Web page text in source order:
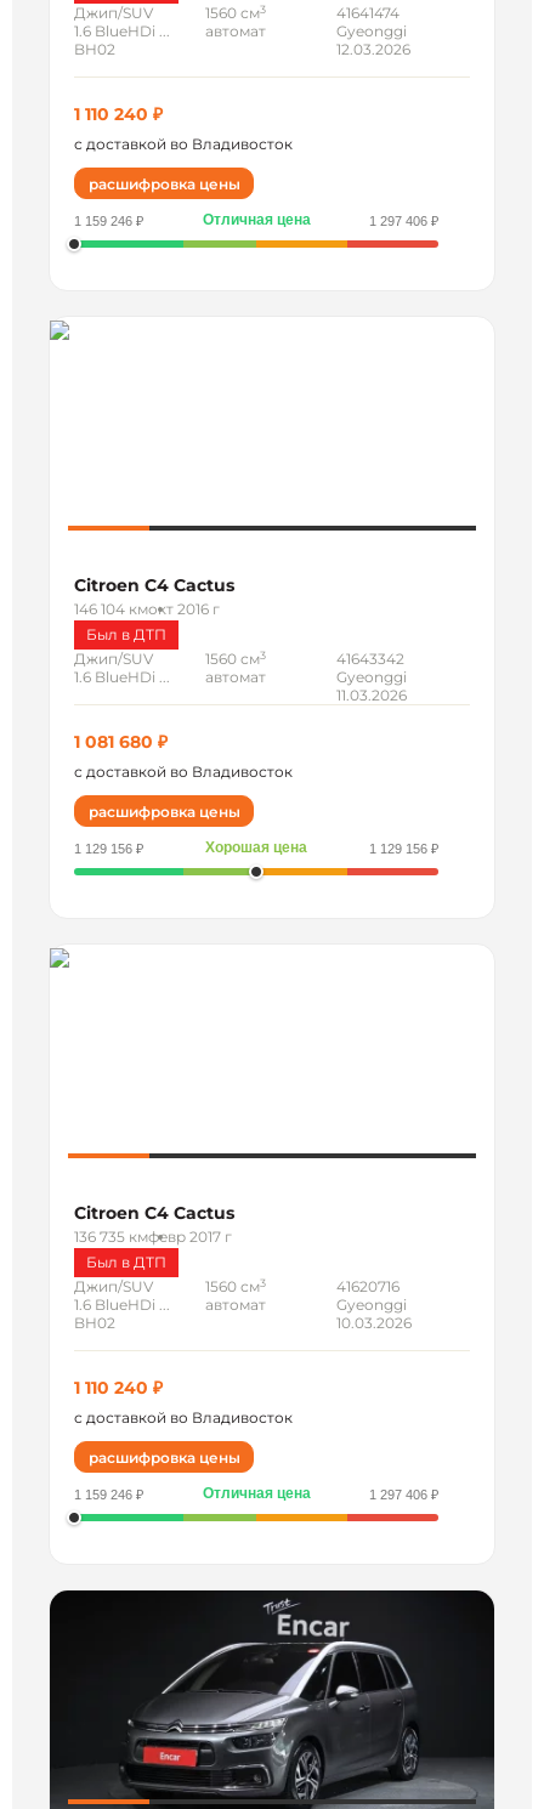
Джип/SUV
1.6 BlueHDi ...
BH02
1560 см3
автомат
41641474
Gyeonggi
12.03.2026
1 110 240 ₽
с доставкой во Владивосток
расшифровка цены
1 159 246 ₽ Отличная цена 1 297 406 ₽
Citroen C4 Cactus
146 104 кмокт 2016 г
Был в ДТП
Джип/SUV
1.6 BlueHDi ...
1560 см3
автомат
41643342
Gyeonggi
11.03.2026
1 081 680 ₽
с доставкой во Владивосток
расшифровка цены
1 129 156 ₽ Хорошая цена 1 129 156 ₽
Citroen C4 Cactus
136 735 кмфевр 2017 г
Был в ДТП
Джип/SUV
1.6 BlueHDi ...
BH02
1560 см3
автомат
41620716
Gyeonggi
10.03.2026
1 110 240 ₽
с доставкой во Владивосток
расшифровка цены
1 159 246 ₽ Отличная цена 1 297 406 ₽